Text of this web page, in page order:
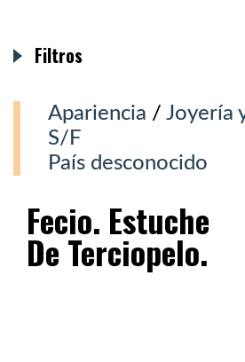
Apariencia / Joyería
S/F
País desconocido
Fecio. Estuche
De Terciopelo.
Filtros